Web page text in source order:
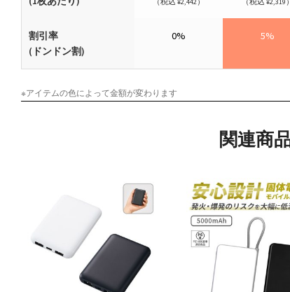
（税込 ¥2,442） （税込 ¥2,319）
割引率
(ドンドン割)
0% 5%
※アイテムの色によって金額が変わります
関連商